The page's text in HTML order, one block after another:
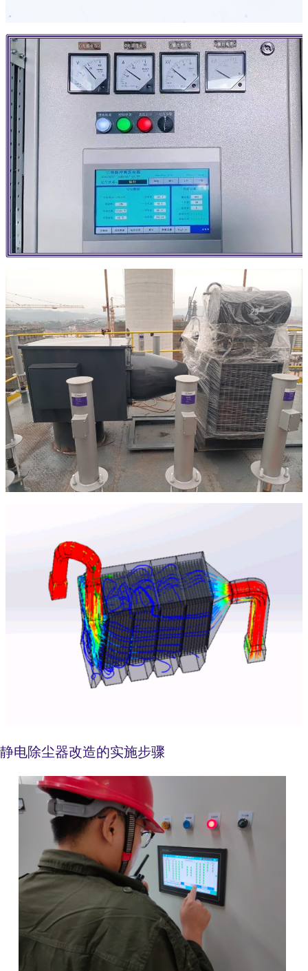
静电除尘器改造的实施步骤